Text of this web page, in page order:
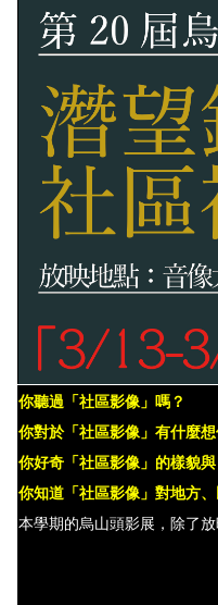
你聽過「社區影像」嗎？
你對於「社區影像」有什麼想
你好奇「社區影像」的樣貌與
你知道「社區影像」對地方
本學期的烏山頭影展，除了